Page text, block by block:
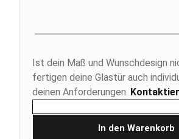
Ist dein Maß und Wunschdesign
fertigen deine Glastür auch
deinen Anforderungen.
In den Warenkorb